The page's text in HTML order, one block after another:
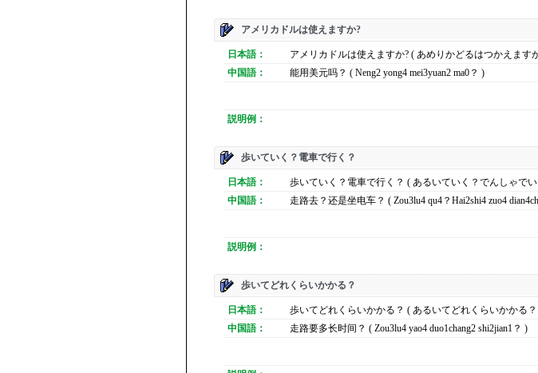
アメリカドルは使えますか?
日本語：
アメリカドルは使えますか? ( あめりかどるはつかえます
中国語：
能用美元吗？ ( Neng2 yong4 mei3yuan2 ma0？ )
説明例：
歩いていく？電車で行く？
日本語：
歩いていく？電車で行く？ ( あるいていく？でんしゃで
中国語：
走路去？还是坐电车？ ( Zou3lu4 qu4？Hai2shi4 zuo4
説明例：
歩いてどれくらいかかる？
日本語：
歩いてどれくらいかかる？ ( あるいてどれくらいかかる
中国語：
走路要多长时间？ ( Zou3lu4 yao4 duo1chang2 shi2jian1？ )